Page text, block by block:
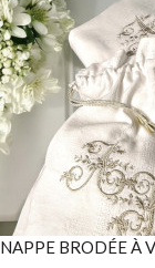
NAPPE BRODÉE À